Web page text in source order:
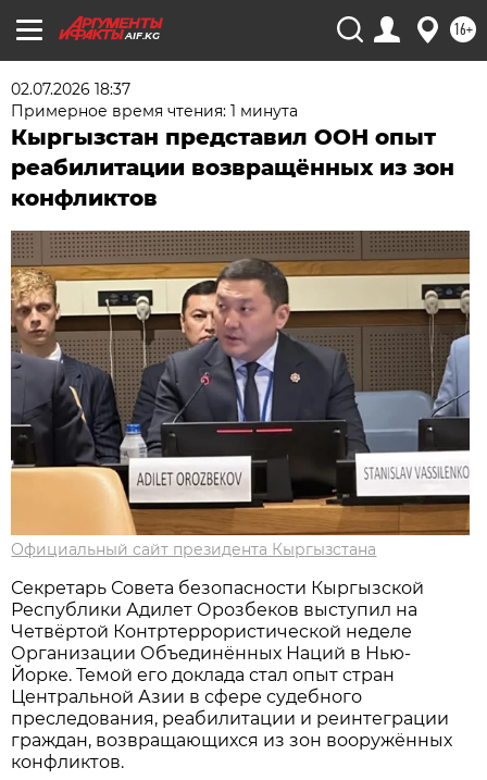
AIF.KG 16+
02.07.2026 18:37
Примерное время чтения: 1 минута
Кыргызстан представил ООН опыт
реабилитации возвращённых из зон
конфликтов
Официальный сайт президента Кыргызстана
Секретарь Совета безопасности Кыргызской
Республики Адилет Орозбеков выступил на
Четвёртой Контртеррористической неделе
Организации Объединённых Наций в Нью-
Йорке. Темой его доклада стал опыт стран
Центральной Азии в сфере судебного
преследования, реабилитации и реинтеграции
граждан, возвращающихся из зон вооружённых
конфликтов.